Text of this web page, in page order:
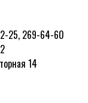
25, 269-64-60
14